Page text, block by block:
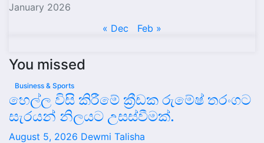
January 2026
« Dec Feb »
You missed
Business & Sports
හෙල්ල විසි කිරීමේ ක්‍රීඩක රුමේෂ් තරංගට
සැරයන් නිලයට උසස්වීමක්.
August 5, 2026 Dewmi Talisha